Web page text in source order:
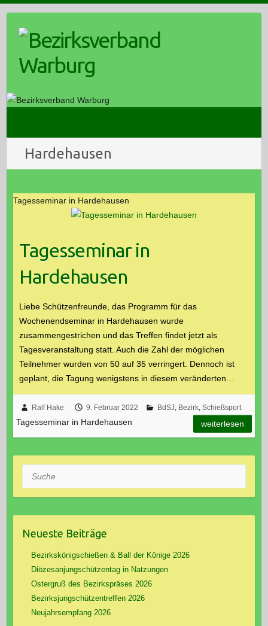
content
Hardehausen
Tagesseminar in Hardehausen
Tagesseminar in
Hardehausen
Liebe Schützenfreunde, das Programm für das
Wochenendseminar in Hardehausen wurde
zusammengestrichen und das Treffen findet jetzt als
Tagesveranstaltung statt. Auch die Zahl der möglichen
Teilnehmer wurden von 50 auf 35 verringert. Dennoch ist
geplant, die Tagung wenigstens in diesem veränderten…
Ralf Hake 9. Februar 2022 BdSJ, Bezirk, Schießsport
Tagesseminar in Hardehausen weiterlesen
Suche
Neueste Beiträge
Bezirkskönigschießen & Ball der Könige 2026
Diözesanjungschützentag in Natzungen
Ostergruß des Bezirkspräses 2026
Bezirksjungschützentreffen 2026
Neujahrsempfang 2026